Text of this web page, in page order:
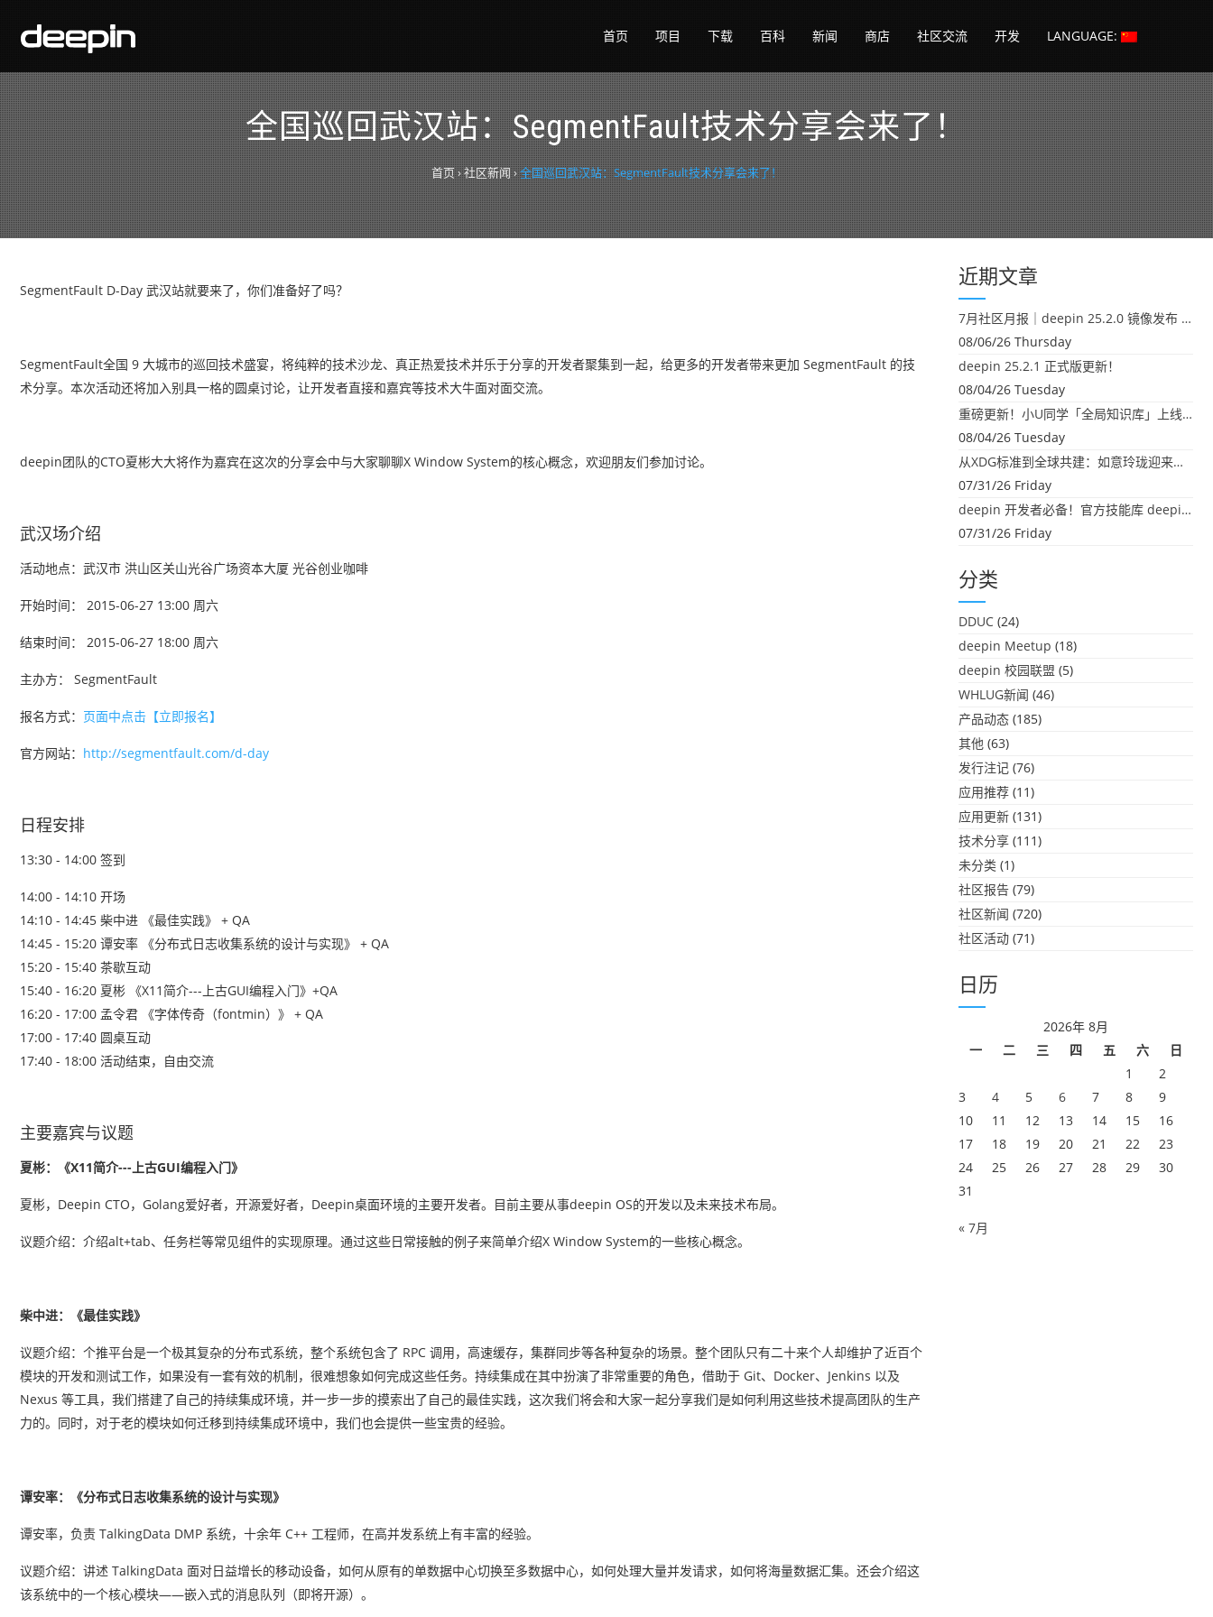
首页 项目 下载 百科 新闻 商店 社区交流 开发 LANGUAGE:
全国巡回武汉站：SegmentFault技术分享会来了！
首页›社区新闻›全国巡回武汉站：SegmentFault技术分享会来了！
SegmentFault D-Day 武汉站就要来了，你们准备好了吗？
SegmentFault全国 9 大城市的巡回技术盛宴，将纯粹的技术沙龙、真正热爱技术并乐于分享的开发者聚集到一起，给更多的开发者带来更加 SegmentFault 的技
术分享。本次活动还将加入别具一格的圆桌讨论，让开发者直接和嘉宾等技术大牛面对面交流。
deepin团队的CTO夏彬大大将作为嘉宾在这次的分享会中与大家聊聊X Window System的核心概念，欢迎朋友们参加讨论。
武汉场介绍
活动地点：武汉市 洪山区关山光谷广场资本大厦 光谷创业咖啡
开始时间： 2015-06-27 13:00 周六
结束时间： 2015-06-27 18:00 周六
主办方： SegmentFault
报名方式： 页面中点击【立即报名】
官方网站： http://segmentfault.com/d-day
日程安排
13:30 - 14:00 签到
14:00 - 14:10 开场
14:10 - 14:45 柴中进 《最佳实践》 + QA
14:45 - 15:20 谭安率 《分布式日志收集系统的设计与实现》 + QA
15:20 - 15:40 茶歇互动
15:40 - 16:20 夏彬 《X11简介---上古GUI编程入门》+QA
16:20 - 17:00 孟令君 《字体传奇（fontmin）》 + QA
17:00 - 17:40 圆桌互动
17:40 - 18:00 活动结束，自由交流
主要嘉宾与议题
夏彬：《X11简介---上古GUI编程入门》
夏彬，Deepin CTO，Golang爱好者，开源爱好者，Deepin桌面环境的主要开发者。目前主要从事deepin OS的开发以及未来技术布局。
议题介绍：介绍alt+tab、任务栏等常见组件的实现原理。通过这些日常接触的例子来简单介绍X Window System的一些核心概念。
柴中进：《最佳实践》
议题介绍：个推平台是一个极其复杂的分布式系统，整个系统包含了 RPC 调用，高速缓存，集群同步等各种复杂的场景。整个团队只有二十来个人却维护了近百个
模块的开发和测试工作，如果没有一套有效的机制，很难想象如何完成这些任务。持续集成在其中扮演了非常重要的角色，借助于 Git、Docker、Jenkins 以及
Nexus 等工具，我们搭建了自己的持续集成环境，并一步一步的摸索出了自己的最佳实践，这次我们将会和大家一起分享我们是如何利用这些技术提高团队的生产
力的。同时，对于老的模块如何迁移到持续集成环境中，我们也会提供一些宝贵的经验。
谭安率：《分布式日志收集系统的设计与实现》
谭安率，负责 TalkingData DMP 系统，十余年 C++ 工程师，在高并发系统上有丰富的经验。
议题介绍：讲述 TalkingData 面对日益增长的移动设备，如何从原有的单数据中心切换至多数据中心，如何处理大量并发请求，如何将海量数据汇集。还会介绍这
该系统中的一个核心模块——嵌入式的消息队列（即将开源）。
近期文章
7月社区月报｜deepin 25.2.0 镜像发布 & 小U同学定时任务上线
08/06/26 Thursday
deepin 25.2.1 正式版更新！
08/04/26 Tuesday
重磅更新！小U同学「全局知识库」上线：你的本地文件，终于"活"起来了
08/04/26 Tuesday
从XDG标准到全球共建：如意玲珑迎来首个海外开源贡献
07/31/26 Friday
deepin 开发者必备！官方技能库 deepin-skills 正式开源
07/31/26 Friday
分类
DDUC (24)
deepin Meetup (18)
deepin 校园联盟 (5)
WHLUG新闻 (46)
产品动态 (185)
其他 (63)
发行注记 (76)
应用推荐 (11)
应用更新 (131)
技术分享 (111)
未分类 (1)
社区报告 (79)
社区新闻 (720)
社区活动 (71)
日历
2026年 8月
一
二 三 四 五 六
日
1
2
3
4 5 6 7 8
9
10
11 12 13 14 15
16
17
18 19 20 21 22
23
24
25 26 27 28 29
30
31
« 7月